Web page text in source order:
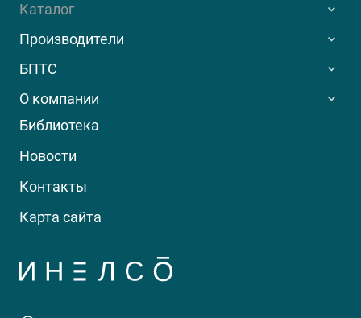
Каталог
Производители
БПТС
О компании
Библиотека
Новости
Контакты
Карта сайта